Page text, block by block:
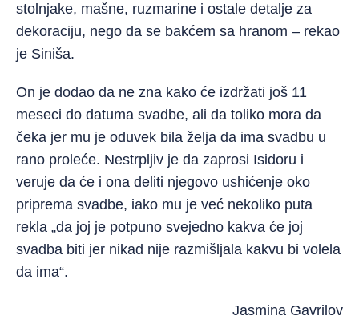
stolnjake, mašne, ruzmarine i ostale detalje za
dekoraciju, nego da se bakćem sa hranom – rekao
je Siniša.
On je dodao da ne zna kako će izdržati još 11
meseci do datuma svadbe, ali da toliko mora da
čeka jer mu je oduvek bila želja da ima svadbu u
rano proleće. Nestrpljiv je da zaprosi Isidoru i
veruje da će i ona deliti njegovo ushićenje oko
priprema svadbe, iako mu je već nekoliko puta
rekla „da joj je potpuno svejedno kakva će joj
svadba biti jer nikad nije razmišljala kakvu bi volela
da ima“.
Jasmina Gavrilov